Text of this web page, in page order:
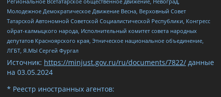
Молодежное Демократическое Движение Весна, Верховный Совет
Татарской Автономной Советской Социалистической Республики, Конгресс
ойрат-калмыцкого народа, Исполнительный комитет совета народных
депутатов Красноярского края, Этническое национальное объединение,
ЛГБТ, Я.МЫ Сергей Фургал
Источник: https://minjust.gov.ru/ru/documents/7822/ данные
на 03.05.2024
* Реестр иностранных агентов: